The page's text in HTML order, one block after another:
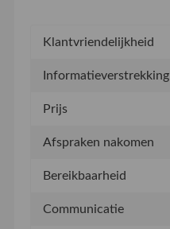
Klantvriendelijkheid
Informatieverstrekking
Prijs
Afspraken nakomen
Bereikbaarheid
Communicatie